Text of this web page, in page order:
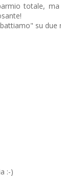
totale,
su due
:-)